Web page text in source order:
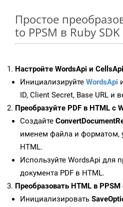
Простое
to PPSM в Ruby SDK
Настройте WordsApi и CellsApi
Инициализируйте WordsApi
ID, Client Secret, Base URL и
Преобразуйте PDF в HTML с
Создайте
именем файла и форматом,
HTML.
Используйте WordsApi для
документа PDF в HTML.
Преобразовать HTML в
Инициализировать